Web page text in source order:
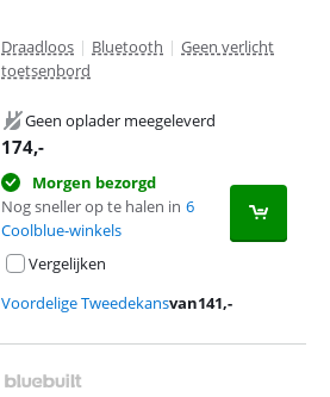
Draadloos | Bluetooth | Geen verlicht
toetsenbord
Geen oplader meegeleverd
174,-
Morgen bezorgd
Nog sneller op te halen in 6
Coolblue-winkels
Vergelijken
Voordelige Tweedekansvan141,-